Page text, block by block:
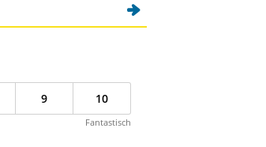
9 10
Fantastisch